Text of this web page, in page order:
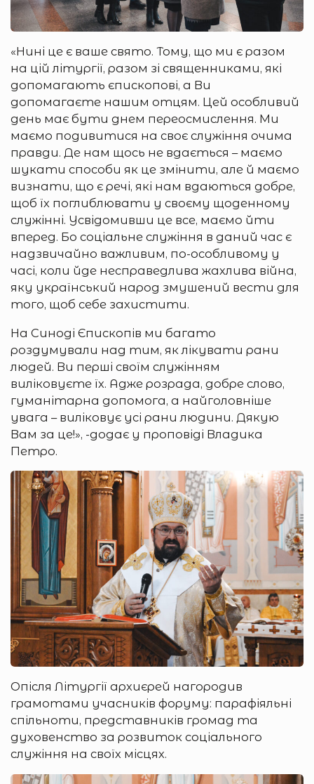
«Нині це є ваше свято. Тому, що ми є разом
на цій літургії, разом зі священниками, які
допомагають єпископові, а Ви
допомагаєте нашим отцям. Цей особливий
день має бути днем переосмислення. Ми
маємо подивитися на своє служіння очима
правди. Де нам щось не вдається – маємо
шукати способи як це змінити, але й маємо
визнати, що є речі, які нам вдаються добре,
щоб їх поглиблювати у своєму щоденному
служінні. Усвідомивши це все, маємо йти
вперед. Бо соціальне служіння в даний час є
надзвичайно важливим, по-особливому у
часі, коли йде несправедлива жахлива війна,
яку український народ змушений вести для
того, щоб себе захистити.
На Синоді Єпископів ми багато
роздумували над тим, як лікувати рани
людей. Ви перші своїм служінням
виліковуєте їх. Адже розрада, добре слово,
гуманітарна допомога, а найголовніше
увага – виліковує усі рани людини. Дякую
Вам за це!», -додає у проповіді Владика
Петро.
Опісля Літургії архиєрей нагородив
грамотами учасників форуму: парафіяльні
спільноти, представників громад та
духовенство за розвиток соціального
служіння на своїх місцях.